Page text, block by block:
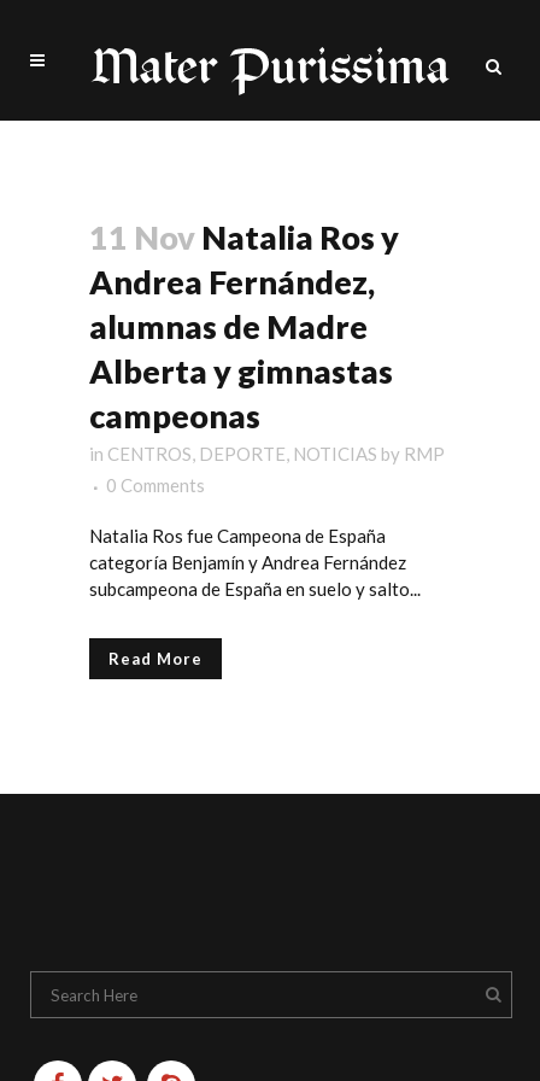
11 Nov Natalia Ros y
Andrea Fernández,
alumnas de Madre
Alberta y gimnastas
campeonas
in CENTROS, DEPORTE, NOTICIAS by RMP
0 Comments
Natalia Ros fue Campeona de España
categoría Benjamín y Andrea Fernández
subcampeona de España en suelo y salto...
Read More